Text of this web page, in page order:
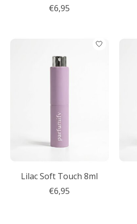
€6,95
Lilac Soft Touch 8ml
€6,95